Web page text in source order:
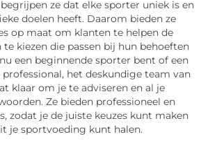
ze dat elke sporter uniek is en
doelen heeft. Daarom bieden ze
op maat om klanten te helpen de
kiezen die passen bij hun behoeften
een beginnende sporter bent of een
het deskundige team van
klaar om je te adviseren en al je
Ze bieden professioneel en
zodat je de juiste keuzes kunt maken
je sportvoeding kunt halen.